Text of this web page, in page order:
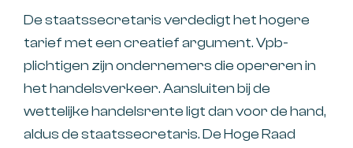
De staatssecretaris verdedigt het hogere
tarief met een creatief argument. Vpb-
plichtigen zijn ondernemers die opereren in
het handelsverkeer. Aansluiten bij de
wettelijke handelsrente ligt dan voor de hand,
aldus de staatssecretaris. De Hoge Raad